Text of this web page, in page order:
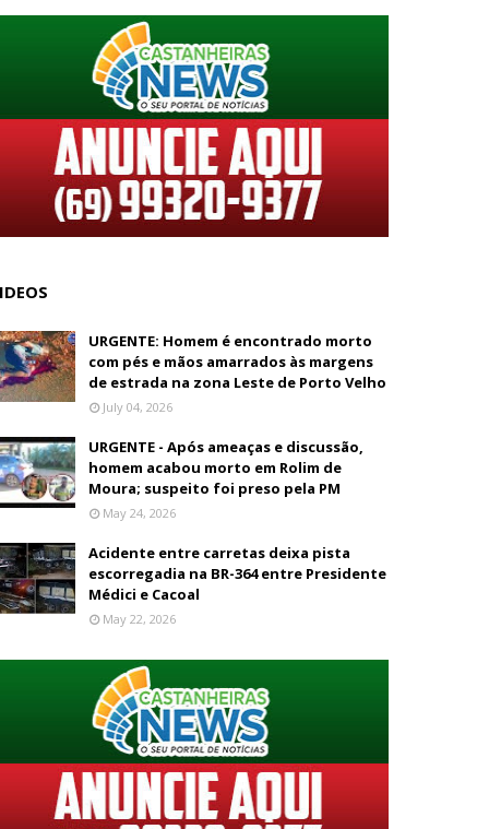
URGENTE: Homem é encontrado morto
com pés e mãos amarrados às margens
de estrada na zona Leste de Porto Velho
July 04, 2026
URGENTE - Após ameaças e discussão,
homem acabou morto em Rolim de
Moura; suspeito foi preso pela PM
May 24, 2026
Acidente entre carretas deixa pista
escorregadia na BR-364 entre Presidente
Médici e Cacoal
May 22, 2026